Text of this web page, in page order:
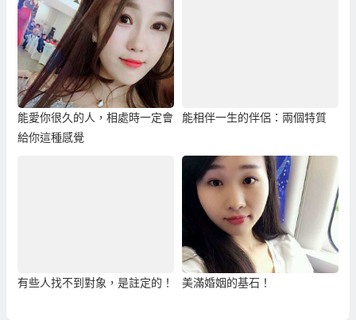
能愛你很久的人，相處時一定會
給你這種感覺
能相伴一生的伴侶：兩個特質
有些人找不到對象，是註定的！ 美滿婚姻的基石！